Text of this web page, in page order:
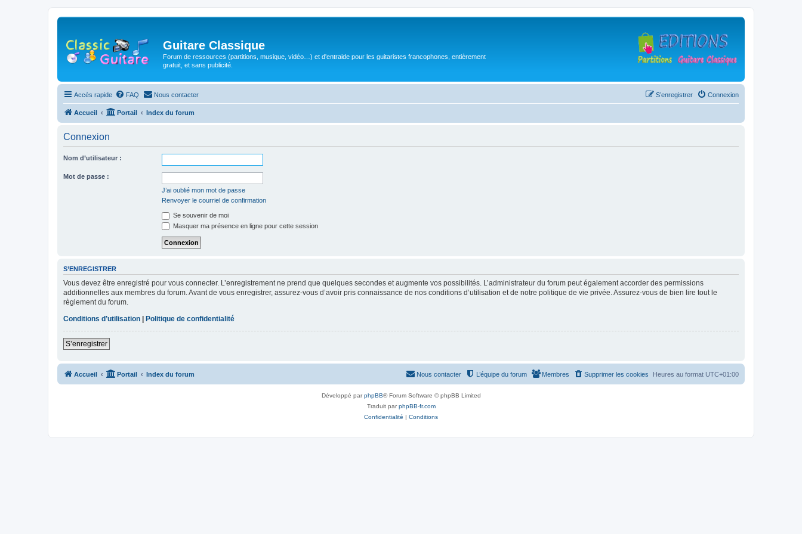
Guitare Classique
Forum de ressources (partitions, musique, vidéo…) et d'entraide pour les guitaristes francophones, entièrement
gratuit, et sans publicité.
Accès rapide FAQ Nous contacter Connexion
S’enregistrer
Accueil Portail Index du forum
Connexion
Nom d’utilisateur :
Mot de passe :
J’ai oublié mon mot de passe
Renvoyer le courriel de confirmation
Se souvenir de moi
Masquer ma présence en ligne pour cette session
S’ENREGISTRER
Vous devez être enregistré pour vous connecter. L’enregistrement ne prend que quelques secondes et augmente vos possibilités. L’administrateur du forum peut également accorder des permissions
additionnelles aux membres du forum. Avant de vous enregistrer, assurez-vous d’avoir pris connaissance de nos conditions d’utilisation et de notre politique de vie privée. Assurez-vous de bien lire tout le
règlement du forum.
Conditions d’utilisation | Politique de confidentialité
S’enregistrer
Accueil Portail Index du forum Heures au format UTC+01:00
Supprimer les cookies
Membres
L’équipe du forum
Nous contacter
Développé parphpBB® Forum Software © phpBB Limited
Traduit parphpBB-fr.com
Confidentialité | Conditions